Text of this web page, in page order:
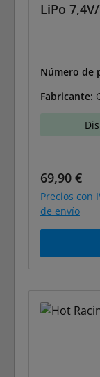
LiPo
Número de
Fabricante:
Precio
69,90 €
Precios con
de envío